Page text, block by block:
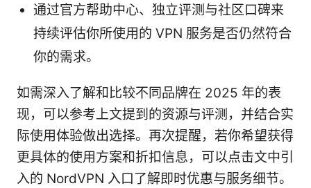
通过官方帮助中心、独立评测与社区口碑来
持续评估你所使用的 VPN 服务是否仍然符合
你的需求。
如需深入了解和比较不同品牌在 2025 年的表
现，可以参考上文提到的资源与评测，并结合实
际使用体验做出选择。再次提醒，若你希望获得
更具体的使用方案和折扣信息，可以点击文中引
入的 NordVPN 入口了解即时优惠与服务细节。